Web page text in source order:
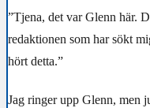
”Tjena, det var Glenn här.
redaktionen som har sökt
hört detta.”
Jag ringer upp Glenn, men